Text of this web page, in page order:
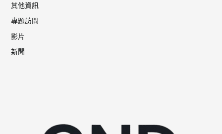
其他資訊
專題訪問
影片
新聞